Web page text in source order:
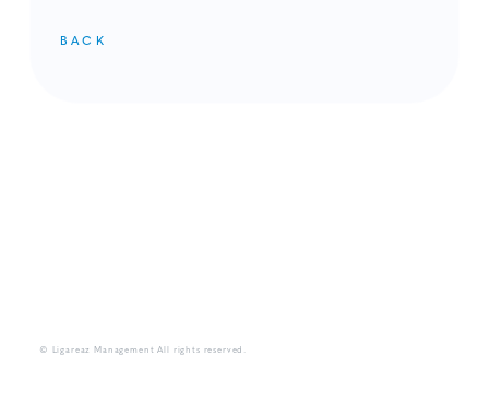
BACK
© Ligareaz Management All rights reserved.